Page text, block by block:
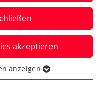
seinen
im
in Wien
akzeptieren
anzeigen